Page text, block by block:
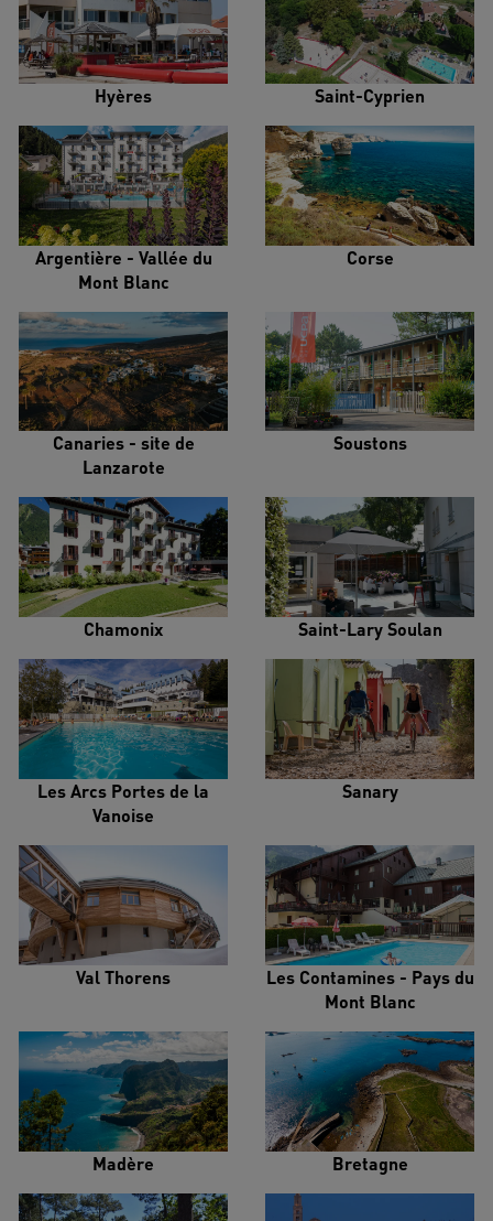
Hyères Saint-Cyprien
Argentière - Vallée du
Mont Blanc
Corse
Canaries - site de
Lanzarote
Soustons
Chamonix Saint-Lary Soulan
Les Arcs Portes de la
Vanoise
Sanary
Val Thorens
Les Contamines - Pays du
Mont Blanc
Madère Bretagne